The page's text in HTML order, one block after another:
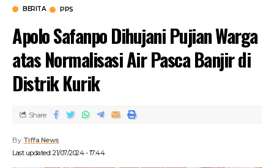
BERITA PPS
Apolo Safanpo Dihujani Pujian Warga
atas Normalisasi Air Pasca Banjir di
Distrik Kurik
Last updated: 21/07/2024 - 17:44
By Tiffa News
Share